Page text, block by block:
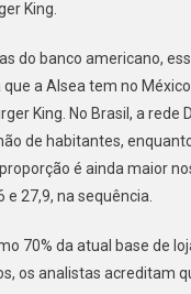
King.
do banco americano,
a Alsea tem no México
King. No Brasil, a rede
de habitantes,
é ainda maior
27,9, na sequência.
70% da atual base de
os analistas acreditam